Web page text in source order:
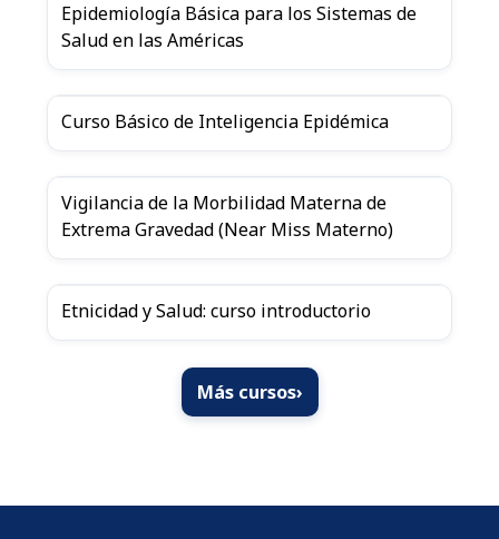
Epidemiología Básica para los Sistemas de
Salud en las Américas
Curso Básico de Inteligencia Epidémica
Vigilancia de la Morbilidad Materna de
Extrema Gravedad (Near Miss Materno)
Etnicidad y Salud: curso introductorio
Más cursos›